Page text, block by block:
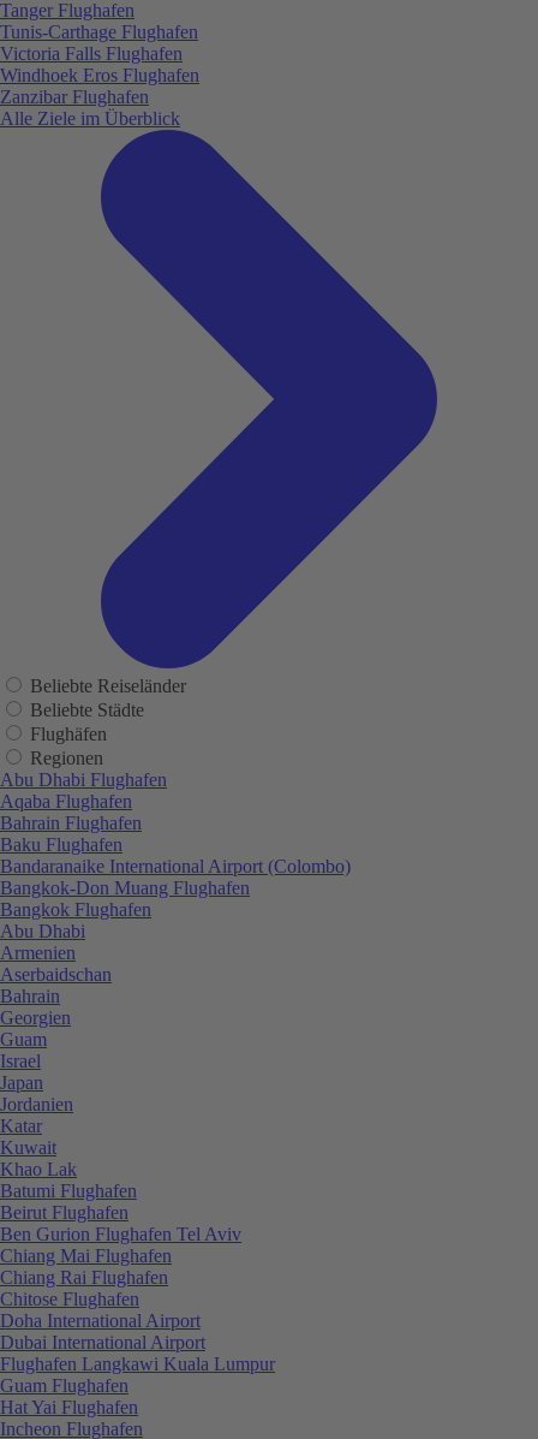
Tanger Flughafen
Tunis-Carthage Flughafen
Victoria Falls Flughafen
Windhoek Eros Flughafen
Zanzibar Flughafen
Alle Ziele im Überblick
Beliebte Reiseländer
Beliebte Städte
Flughäfen
Regionen
Abu Dhabi Flughafen
Aqaba Flughafen
Bahrain Flughafen
Baku Flughafen
Bandaranaike International Airport (Colombo)
Bangkok-Don Muang Flughafen
Bangkok Flughafen
Abu Dhabi
Armenien
Aserbaidschan
Bahrain
Georgien
Guam
Israel
Japan
Jordanien
Katar
Kuwait
Khao Lak
Batumi Flughafen
Beirut Flughafen
Ben Gurion Flughafen Tel Aviv
Chiang Mai Flughafen
Chiang Rai Flughafen
Chitose Flughafen
Doha International Airport
Dubai International Airport
Flughafen Langkawi Kuala Lumpur
Guam Flughafen
Hat Yai Flughafen
Incheon Flughafen